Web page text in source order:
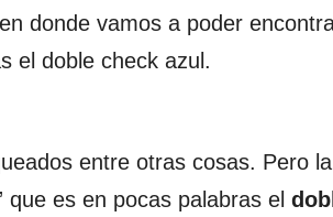
donde vamos a poder
el doble check azul.
entre otras cosas. Pero
que es en pocas palabras el